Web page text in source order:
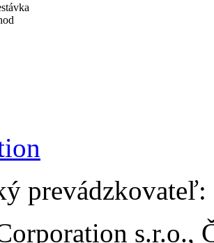
prevádzkovateľ:
s.r.o.,